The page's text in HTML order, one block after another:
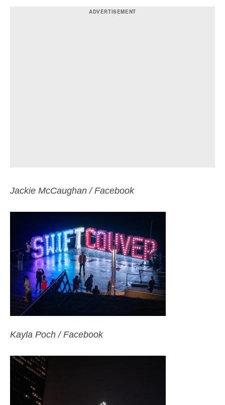
Jackie McCaughan / Facebook
Kayla Poch / Facebook